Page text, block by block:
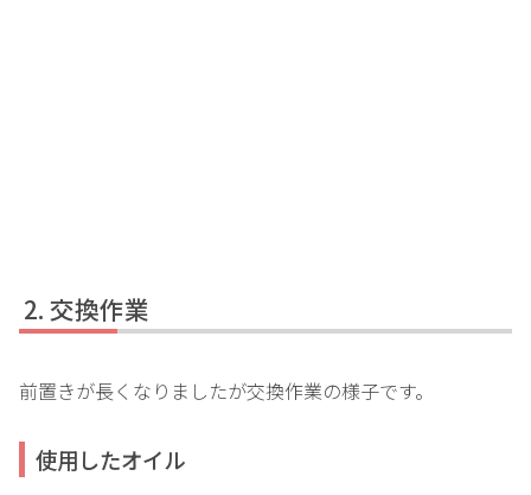
交換作業
前置きが長くなりましたが交換作業の様子です。
使用したオイル